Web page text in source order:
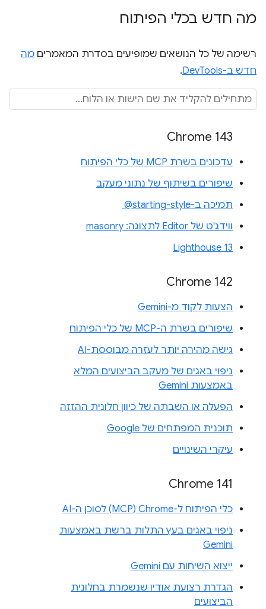
מה חדש בכלי הפיתוח
רשימה של כל הנושאים שמופיעים בסדרת המאמרים מה
חדש ב-DevTools
.
Chrome 143
עדכונים בשרת MCP של כלי הפיתוח
שיפורים בשיתוף של נתוני מעקב
תמיכה ב-‎ @starting-style
ווידג'ט של Editor לתצוגה: masonry
Lighthouse 13
Chrome 142
הצעות לקוד מ-Gemini
שיפורים בשרת ה-MCP של כלי הפיתוח
גישה מהירה יותר לעזרה מבוססת-AI
ניפוי באגים של מעקב הביצועים המלא
באמצעות Gemini
הפעלה או השבתה של כיוון חלונית ההזזה
תוכנית המפתחים של Google
עיקרי השינויים
Chrome 141
כלי הפיתוח ל-Chrome‏ (MCP) לסוכן ה-AI
ניפוי באגים בעץ התלות ברשת באמצעות
Gemini
ייצוא השיחות עם Gemini
הגדרת רצועת אודיו שנשמרת בחלונית
הביצועים